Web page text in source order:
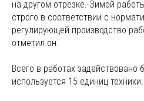
на другом отрезке. Зимой
строго в соответствии с
регулирующей производство
отметил он.
Всего в работах задействовано
используется 15 единиц техники.